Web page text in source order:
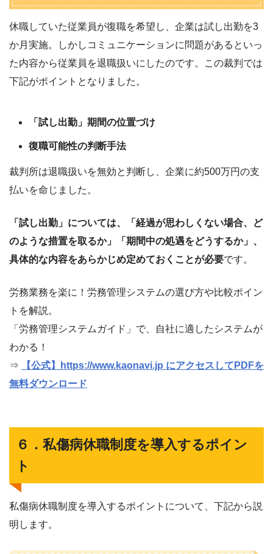
休職していた従業員が復職を希望し、企業は試し出勤を3
か月実施。しかしコミュニケーションに問題があるといっ
た内容から従業員を退職扱いにしたのです。この裁判では
下記がポイントとなりました。
「試し出勤」期間の位置づけ
復職可能性の判断手法
裁判所は退職扱いを無効と判断し、企業に約500万円の支
払いを命じました。
「試し出勤」については、「経過が思わしくない場合、ど
のような措置を取るか」「期間中の処遇をどうするか」、
具体的な内容をあらかじめ定めておくことが必要です。
労務業務を楽に！労務管理システムの選び方や比較ポイン
トを解説。
「労務管理システムガイド」で、自社に適したシステムが
わかる！
⇒
【公式】https://www.kaonavi.jp にアクセスしてPDFを
無料ダウンロード
６．私傷病休職制度を導入するポイン
ト
私傷病休職制度を導入するポイントについて、下記から説
明します。